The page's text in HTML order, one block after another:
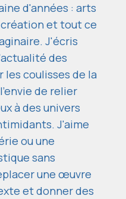
d'années : arts
création et tout ce
J'écris
des
coulisses de la
de relier
à des univers
J'aime
ou une
sans
une œuvre
et donner des